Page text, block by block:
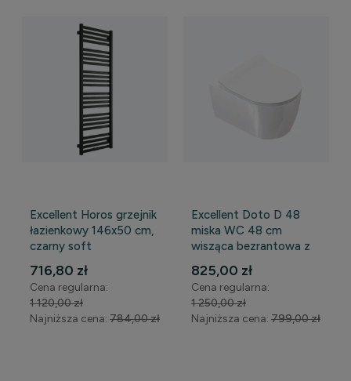
Excellent Horos grzejnik
łazienkowy 146x50 cm,
czarny soft
WYPRZEDAŻ
716,80 zł
Cena regularna:
1 120,00 zł
Najniższa cena: 784,00 zł
Excellent Doto D 48
miska WC 48 cm
wisząca bezrantowa z
deską wolnoopadającą,
biały połysk
WYPRZEDAŻ
825,00 zł
Cena regularna:
1 250,00 zł
Najniższa cena: 799,00 zł